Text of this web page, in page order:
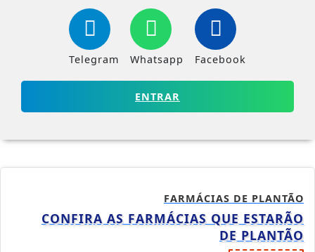
Telegram Whatsapp Facebook
ENTRAR
FARMÁCIAS DE PLANTÃO
CONFIRA AS FARMÁCIAS QUE ESTARÃO
DE PLANTÃO